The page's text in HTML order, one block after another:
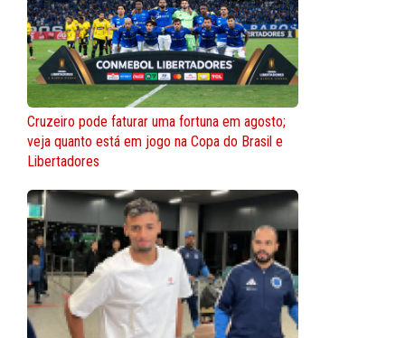
Cruzeiro pode faturar uma fortuna em agosto;
veja quanto está em jogo na Copa do Brasil e
Libertadores